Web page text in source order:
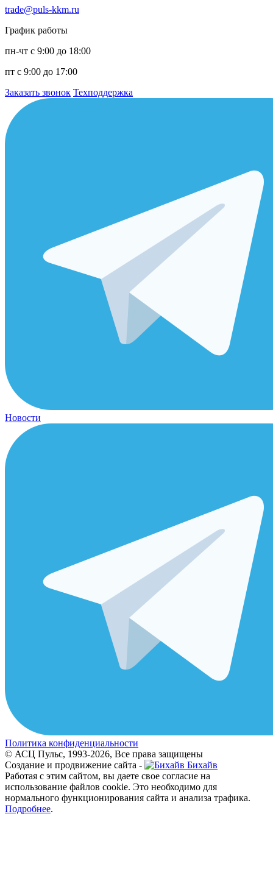
trade@puls-kkm.ru
График работы
пн-чт с 9:00 до 18:00
пт с 9:00 до 17:00
Заказать звонок Техподдержка
Новости
Политика конфиденциальности
© АСЦ Пульс, 1993-2026, Все права защищены
Создание и продвижение сайта -
Бихайв
Работая с этим сайтом, вы даете свое согласие на
использование файлов cookie. Это необходимо для
нормального функционирования сайта и анализа трафика.
Подробнее.